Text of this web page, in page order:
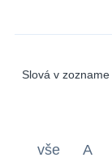
Slová v zozname
vše A